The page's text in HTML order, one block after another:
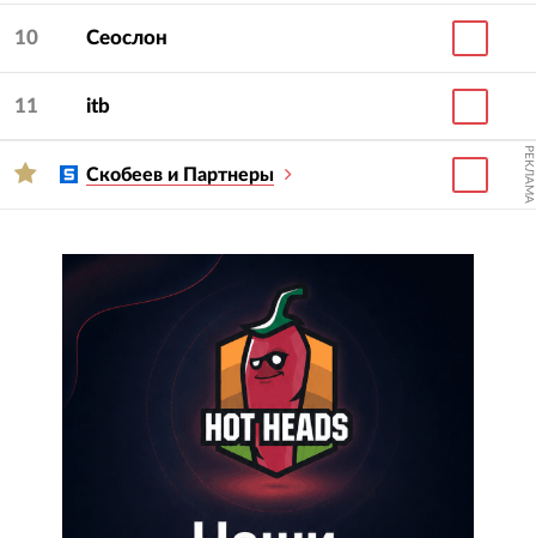
10 Сеослон
11 itb
Скобеев и Партнеры РЕКЛАМА